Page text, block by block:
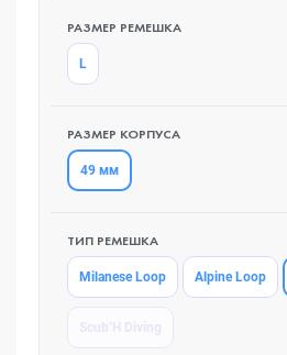
РАЗМЕР РЕМЕШКА
L
РАЗМЕР КОРПУСА
49 мм
ТИП РЕМЕШКА
Milanese Loop Alpine Loop